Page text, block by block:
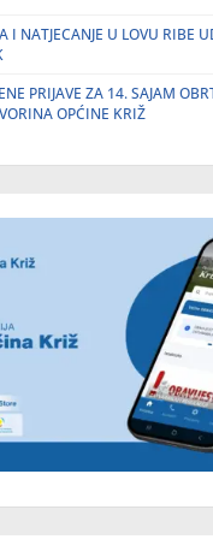
I NATJECANJE U LOVU RIBE
PRIJAVE ZA 14. SAJAM
OPĆINE KRIŽ